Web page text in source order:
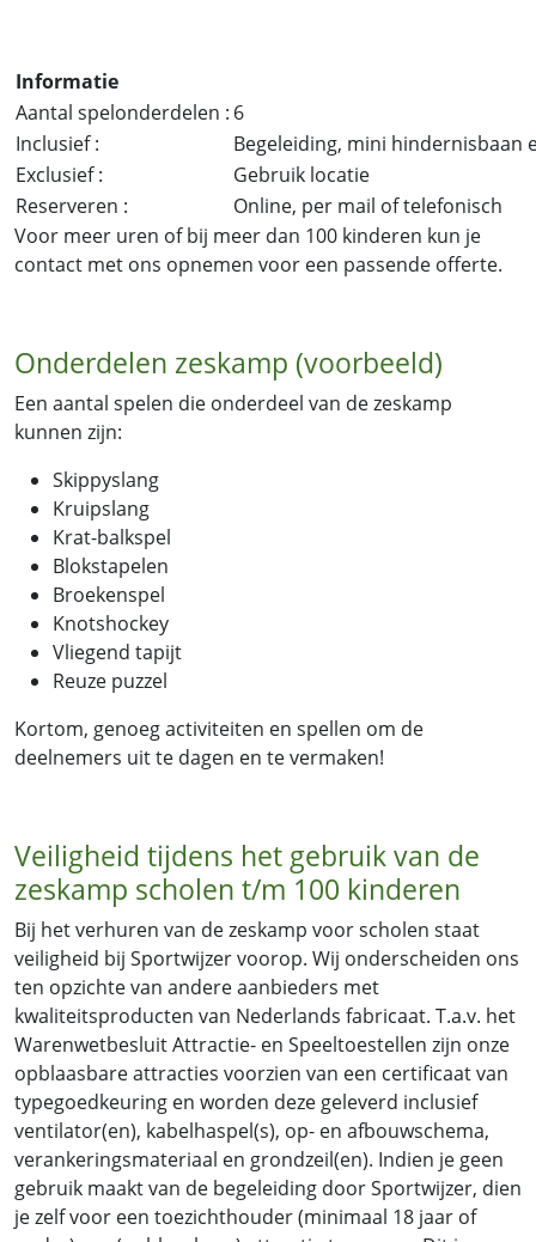
Informatie
Aantal spelonderdelen : 6
Inclusief :
Begeleiding, mini hindernisbaan
Exclusief :
Gebruik locatie
Reserveren :
Online, per mail of telefonisch
Voor meer uren of bij meer dan 100 kinderen kun je
contact met ons opnemen voor een passende offerte.
Onderdelen zeskamp (voorbeeld)
Een aantal spelen die onderdeel van de zeskamp
kunnen zijn:
Skippyslang
Kruipslang
Krat-balkspel
Blokstapelen
Broekenspel
Knotshockey
Vliegend tapijt
Reuze puzzel
Kortom, genoeg activiteiten en spellen om de
deelnemers uit te dagen en te vermaken!
Veiligheid tijdens het gebruik van de
zeskamp scholen t/m 100 kinderen
Bij het verhuren van de zeskamp voor scholen staat
veiligheid bij Sportwijzer voorop. Wij onderscheiden ons
ten opzichte van andere aanbieders met
kwaliteitsproducten van Nederlands fabricaat. T.a.v. het
Warenwetbesluit Attractie- en Speeltoestellen zijn onze
opblaasbare attracties voorzien van een certificaat van
typegoedkeuring en worden deze geleverd inclusief
ventilator(en), kabelhaspel(s), op- en afbouwschema,
verankeringsmateriaal en grondzeil(en). Indien je geen
gebruik maakt van de begeleiding door Sportwijzer, dien
je zelf voor een toezichthouder (minimaal 18 jaar of